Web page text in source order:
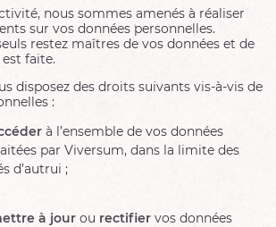
nous sommes amenés à réaliser
sur vos données personnelles.
restez maîtres de vos données et de
faite.
disposez des droits suivants vis-à-vis de
:
à l’ensemble de vos données
par Viversum, dans la limite des
d’autrui ;
à jour ou rectifier vos données